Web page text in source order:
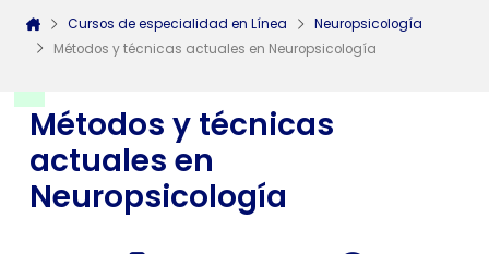
Métodos y técnicas
actuales en
Neuropsicología
Cursos de especialidad en Línea
Neuropsicología
Métodos y técnicas actuales en Neuropsicología